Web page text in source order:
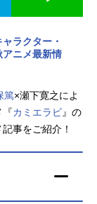
一覧
ラクター・
ニメ最新情
篤×瀬下寛之によ
『カミエラビ』の
事をご紹介！